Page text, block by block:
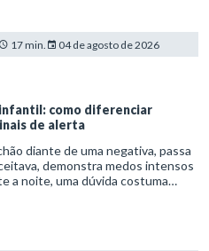
17 min. 04 de agosto de 2026
como diferenciar
de alerta
diante de uma negativa, passa
demonstra medos intensos
a noite, uma dúvida costuma